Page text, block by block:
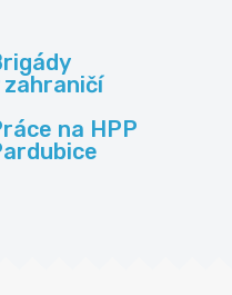
zahraničí
na HPP